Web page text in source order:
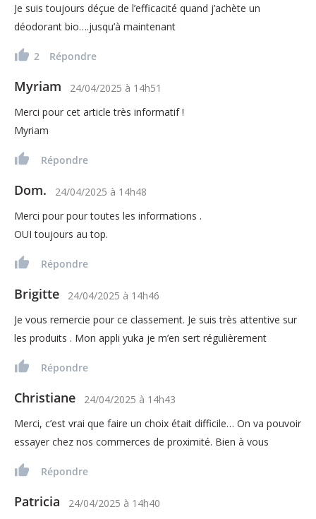
Je suis toujours déçue de l’efficacité quand j’achète un
déodorant bio….jusqu’à maintenant
2 Répondre
Myriam 24/04/2025 à 14h51
Merci pour cet article très informatif !
Myriam
Répondre
Dom. 24/04/2025 à 14h48
Merci pour pour toutes les informations .
OUI toujours au top.
Répondre
Brigitte 24/04/2025 à 14h46
Je vous remercie pour ce classement. Je suis très attentive sur
les produits . Mon appli yuka je m’en sert régulièrement
Répondre
Christiane 24/04/2025 à 14h43
Merci, c’est vrai que faire un choix était difficile… On va pouvoir
essayer chez nos commerces de proximité. Bien à vous
Répondre
Patricia 24/04/2025 à 14h40